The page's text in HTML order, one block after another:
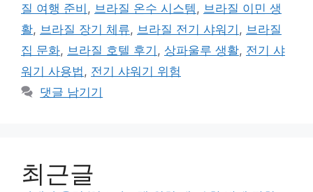
질 여행 준비 , 브라질 온수 시스템 , 브라질 이민 생
활, 브라질 장기 체류, 브라질 전기 샤워기 , 브라질
집 문화, 브라질 호텔 후기 , 상파울루 생활, 전기 샤
워기 사용법 , 전기 샤워기 위험
댓글 남기기
최근글